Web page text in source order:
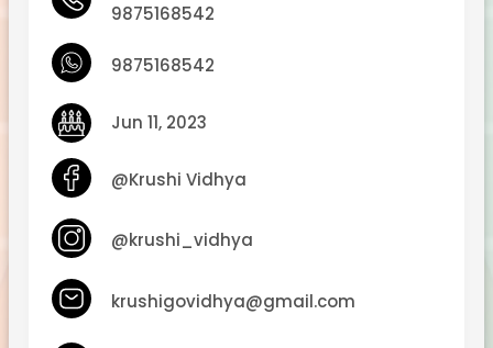
9875168542
9875168542
Jun 11, 2023
@Krushi Vidhya
@krushi_vidhya
krushigovidhya@gmail.com